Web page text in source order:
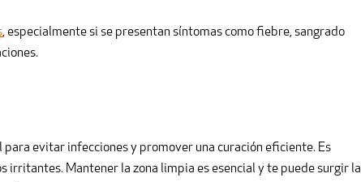
, especialmente si se presentan síntomas como fiebre, sangrado
evitar infecciones y promover una curación eficiente. Es
irritantes. Mantener la zona limpia es esencial y te puede surgir la